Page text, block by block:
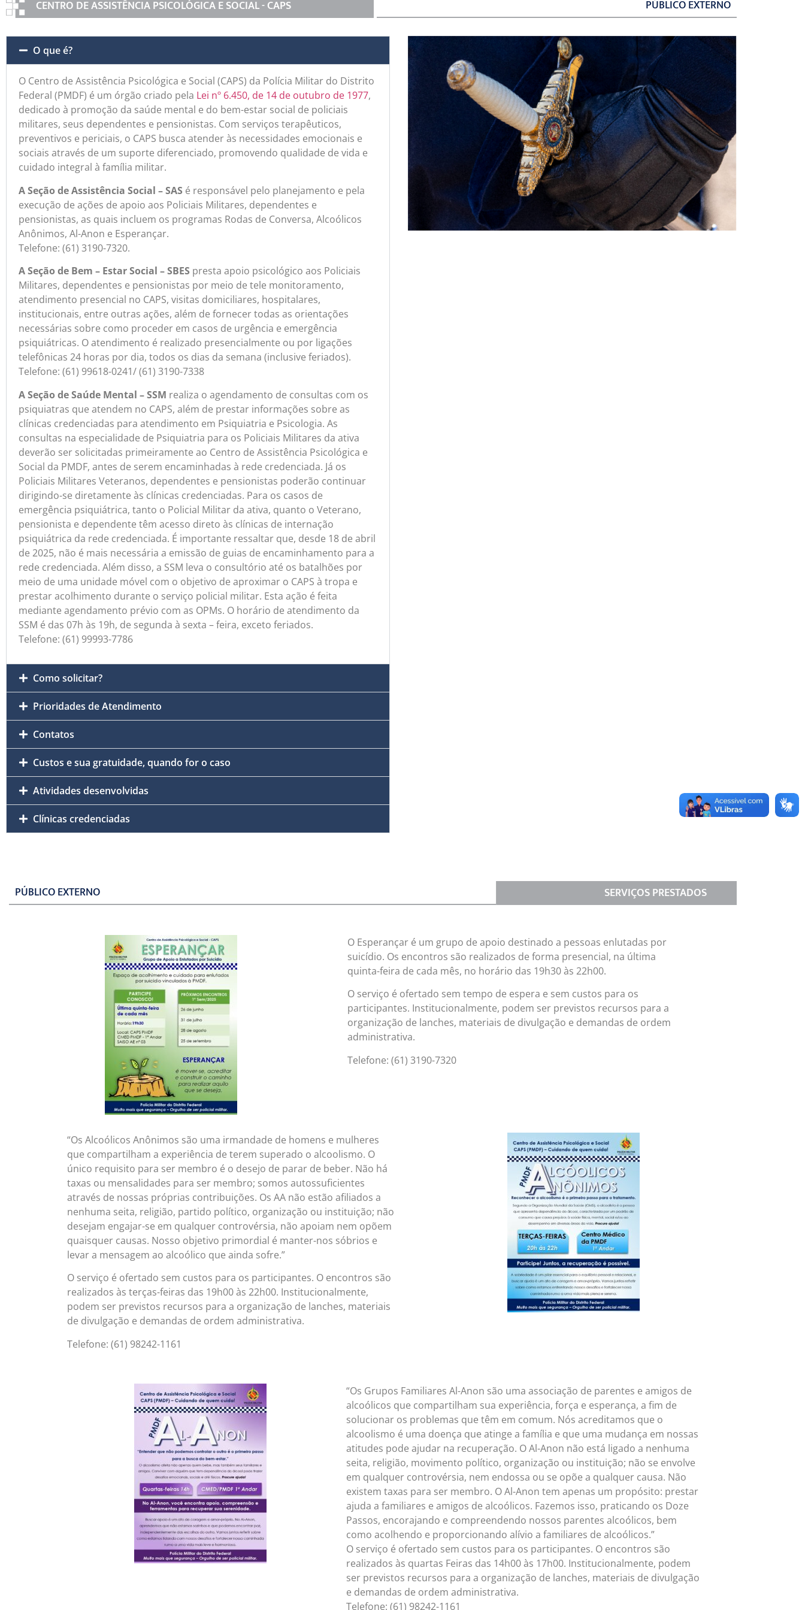
CENTRO DE ASSISTÊNCIA PSICOLÓGICA E SOCIAL - CAPS PÚBLICO EXTERNO
O que é?
O Centro de Assistência Psicológica e Social (CAPS) da Polícia Militar do Distrito
Federal (PMDF) é um órgão criado pela Lei nº 6.450, de 14 de outubro de 1977,
dedicado à promoção da saúde mental e do bem-estar social de policiais
militares, seus dependentes e pensionistas. Com serviços terapêuticos,
preventivos e periciais, o CAPS busca atender às necessidades emocionais e
sociais através de um suporte diferenciado, promovendo qualidade de vida e
cuidado integral à família militar.
A Seção de Assistência Social – SAS é responsável pelo planejamento e pela
execução de ações de apoio aos Policiais Militares, dependentes e
pensionistas, as quais incluem os programas Rodas de Conversa, Alcoólicos
Anônimos, Al-Anon e Esperançar.
Telefone: (61) 3190-7320.
A Seção de Bem – Estar Social – SBES presta apoio psicológico aos Policiais
Militares, dependentes e pensionistas por meio de tele monitoramento,
atendimento presencial no CAPS, visitas domiciliares, hospitalares,
institucionais, entre outras ações, além de fornecer todas as orientações
necessárias sobre como proceder em casos de urgência e emergência
psiquiátricas. O atendimento é realizado presencialmente ou por ligações
telefônicas 24 horas por dia, todos os dias da semana (inclusive feriados).
Telefone: (61) 99618-0241/ (61) 3190-7338
A Seção de Saúde Mental – SSM realiza o agendamento de consultas com os
psiquiatras que atendem no CAPS, além de prestar informações sobre as
clínicas credenciadas para atendimento em Psiquiatria e Psicologia. As
consultas na especialidade de Psiquiatria para os Policiais Militares da ativa
deverão ser solicitadas primeiramente ao Centro de Assistência Psicológica e
Social da PMDF, antes de serem encaminhadas à rede credenciada. Já os
Policiais Militares Veteranos, dependentes e pensionistas poderão continuar
dirigindo-se diretamente às clínicas credenciadas. Para os casos de
emergência psiquiátrica, tanto o Policial Militar da ativa, quanto o Veterano,
pensionista e dependente têm acesso direto às clínicas de internação
psiquiátrica da rede credenciada. É importante ressaltar que, desde 18 de abril
de 2025, não é mais necessária a emissão de guias de encaminhamento para a
rede credenciada. Além disso, a SSM leva o consultório até os batalhões por
meio de uma unidade móvel com o objetivo de aproximar o CAPS à tropa e
prestar acolhimento durante o serviço policial militar. Esta ação é feita
mediante agendamento prévio com as OPMs. O horário de atendimento da
SSM é das 07h às 19h, de segunda à sexta – feira, exceto feriados.
Telefone: (61) 99993-7786
Como solicitar?
Prioridades de Atendimento
Contatos
Custos e sua gratuidade, quando for o caso
Atividades desenvolvidas
Clínicas credenciadas
PÚBLICO EXTERNO SERVIÇOS PRESTADOS
O Esperançar é um grupo de apoio destinado a pessoas enlutadas por
suicídio. Os encontros são realizados de forma presencial, na última
quinta-feira de cada mês, no horário das 19h30 às 22h00.
O serviço é ofertado sem tempo de espera e sem custos para os
participantes. Institucionalmente, podem ser previstos recursos para a
organização de lanches, materiais de divulgação e demandas de ordem
administrativa.
Telefone: (61) 3190-7320
“Os Alcoólicos Anônimos são uma irmandade de homens e mulheres
que compartilham a experiência de terem superado o alcoolismo. O
único requisito para ser membro é o desejo de parar de beber. Não há
taxas ou mensalidades para ser membro; somos autossuficientes
através de nossas próprias contribuições. Os AA não estão afiliados a
nenhuma seita, religião, partido político, organização ou instituição; não
desejam engajar-se em qualquer controvérsia, não apoiam nem opõem
quaisquer causas. Nosso objetivo primordial é manter-nos sóbrios e
levar a mensagem ao alcoólico que ainda sofre.”
O serviço é ofertado sem custos para os participantes. O encontros são
realizados às terças-feiras das 19h00 às 22h00. Institucionalmente,
podem ser previstos recursos para a organização de lanches, materiais
de divulgação e demandas de ordem administrativa.
Telefone: (61) 98242-1161
“Os Grupos Familiares Al-Anon são uma associação de parentes e amigos de
alcoólicos que compartilham sua experiência, força e esperança, a fim de
solucionar os problemas que têm em comum. Nós acreditamos que o
alcoolismo é uma doença que atinge a família e que uma mudança em nossas
atitudes pode ajudar na recuperação. O Al-Anon não está ligado a nenhuma
seita, religião, movimento político, organização ou instituição; não se envolve
em qualquer controvérsia, nem endossa ou se opõe a qualquer causa. Não
existem taxas para ser membro. O Al-Anon tem apenas um propósito: prestar
ajuda a familiares e amigos de alcoólicos. Fazemos isso, praticando os Doze
Passos, encorajando e compreendendo nossos parentes alcoólicos, bem
como acolhendo e proporcionando alívio a familiares de alcoólicos.”
O serviço é ofertado sem custos para os participantes. O encontros são
realizados às quartas Feiras das 14h00 às 17h00. Institucionalmente, podem
ser previstos recursos para a organização de lanches, materiais de divulgação
e demandas de ordem administrativa.
Telefone: (61) 98242-1161